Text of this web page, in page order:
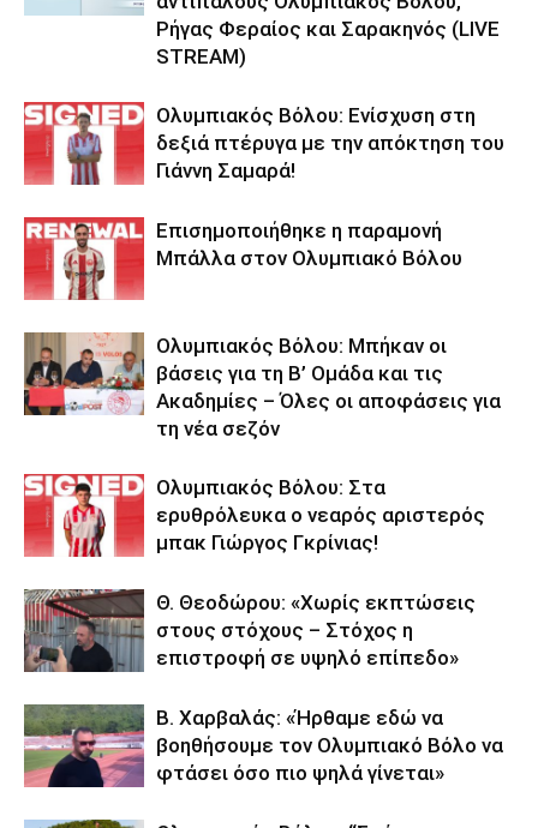
Ρήγας Φεραίος και Σαρακηνός (LIVE
STREAM)
Ολυμπιακός Βόλου: Ενίσχυση στη
δεξιά πτέρυγα με την απόκτηση του
Γιάννη Σαμαρά!
Επισημοποιήθηκε η παραμονή
Μπάλλα στον Ολυμπιακό Βόλου
Ολυμπιακός Βόλου: Μπήκαν οι
βάσεις για τη Β’ Ομάδα και τις
Ακαδημίες – Όλες οι αποφάσεις για
τη νέα σεζόν
Ολυμπιακός Βόλου: Στα
ερυθρόλευκα ο νεαρός αριστερός
μπακ Γιώργος Γκρίνιας!
Θ. Θεοδώρου: «Χωρίς εκπτώσεις
στους στόχους – Στόχος η
επιστροφή σε υψηλό επίπεδο»
Β. Χαρβαλάς: «Ήρθαμε εδώ να
βοηθήσουμε τον Ολυμπιακό Βόλο να
φτάσει όσο πιο ψηλά γίνεται»